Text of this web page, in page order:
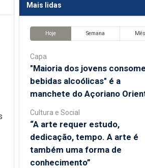
Mais lidas
Hoje Semana
Capa
"Maioria dos jovens
bebidas alcoólicas" é a
manchete do Açoriano
Cultura e Social
“A arte requer estudo,
dedicação, tempo. A arte é
também uma forma de
conhecimento”